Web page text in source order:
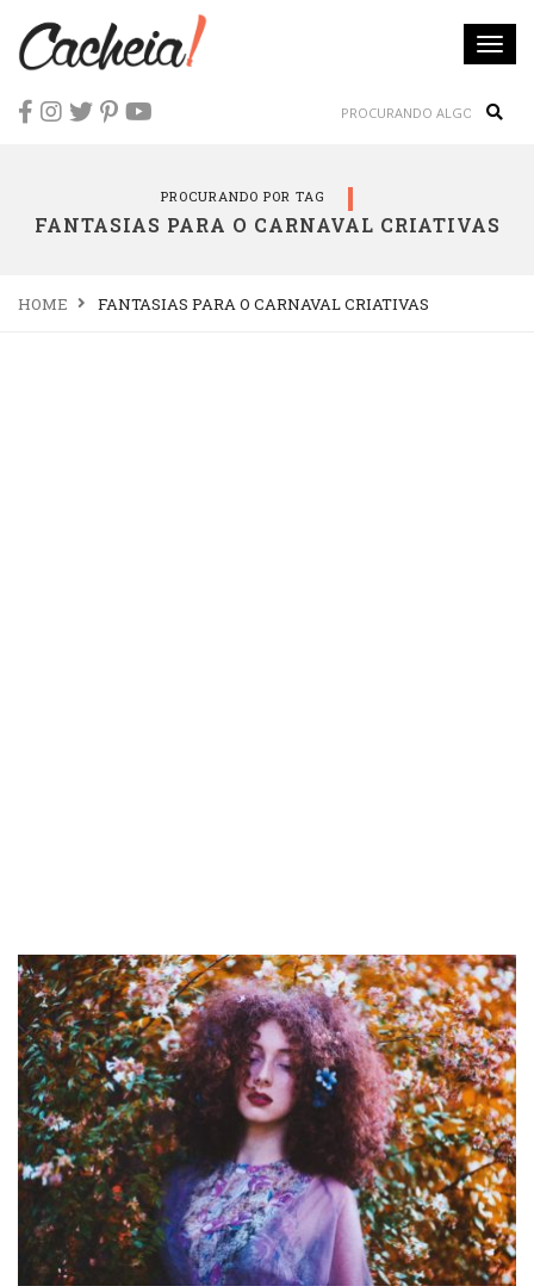
PROCURANDO POR TAG
FANTASIAS PARA O CARNAVAL CRIATIVAS
HOME FANTASIAS PARA O CARNAVAL CRIATIVAS